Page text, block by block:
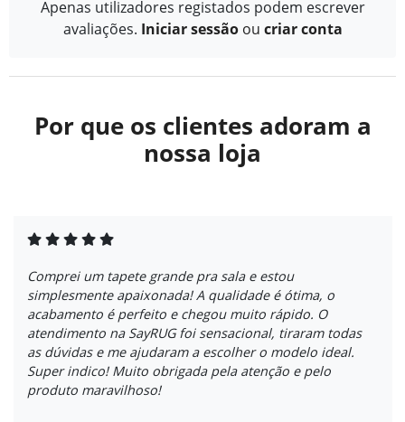
Apenas utilizadores registados podem escrever
avaliações. Iniciar sessão ou criar conta
Por que os clientes adoram a
nossa loja
Comprei um tapete grande pra sala e estou
simplesmente apaixonada! A qualidade é ótima, o
acabamento é perfeito e chegou muito rápido. O
atendimento na SayRUG foi sensacional, tiraram todas
as dúvidas e me ajudaram a escolher o modelo ideal.
Super indico! Muito obrigada pela atenção e pelo
produto maravilhoso!